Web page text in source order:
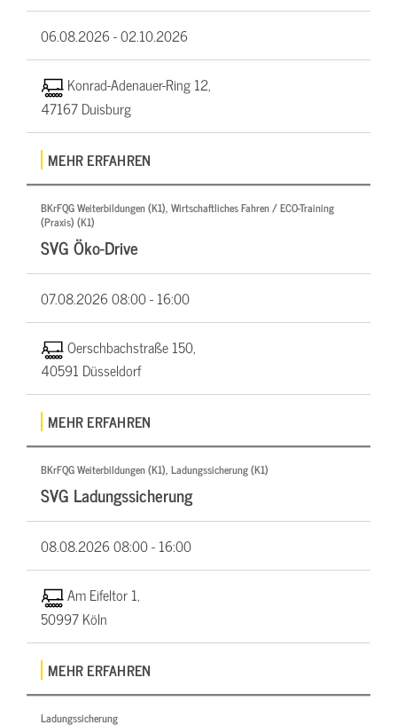
06.08.2026 -02.10.2026
Konrad-Adenauer-Ring 12,
47167 Duisburg
MEHR ERFAHREN
BKrFQG Weiterbildungen (K1), Wirtschaftliches Fahren / ECO-Training
(Praxis) (K1)
SVG Öko-Drive
07.08.202608:00 - 16:00
Oerschbachstraße 150,
40591 Düsseldorf
MEHR ERFAHREN
BKrFQG Weiterbildungen (K1), Ladungssicherung (K1)
SVG Ladungssicherung
08.08.202608:00 - 16:00
Am Eifeltor 1,
50997 Köln
MEHR ERFAHREN
Ladungssicherung